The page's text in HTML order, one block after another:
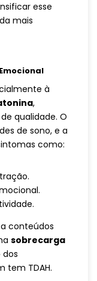
esse
mais
à
,
qualidade. O
de sono, e a
como:
conteúdos
sobrecarga
tem TDAH.